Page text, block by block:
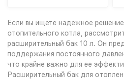
Если вы ищете надежное
отопительного котла,
расширительный бак 10 л. Он
поддержания постоянного
что крайне важно для ее
Расширительный бак для